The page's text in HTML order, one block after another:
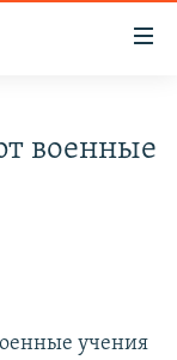
военные
учения